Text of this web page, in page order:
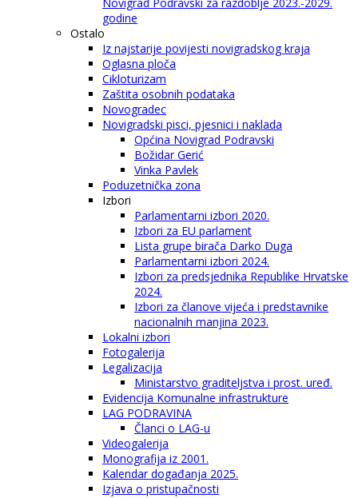
godine
Ostalo
Iz najstarije povijesti novigradskog kraja
Oglasna ploča
Cikloturizam
Zaštita osobnih podataka
Novogradec
Novigradski pisci, pjesnici i naklada
Općina Novigrad Podravski
Božidar Gerić
Vinka Pavlek
Poduzetnička zona
Izbori
Parlamentarni izbori 2020.
Izbori za EU parlament
Lista grupe birača Darko Duga
Parlamentarni izbori 2024.
Izbori za predsjednika Republike Hrvatske
2024.
Izbori za članove vijeća i predstavnike
nacionalnih manjina 2023.
Lokalni izbori
Fotogalerija
Legalizacija
Ministarstvo graditeljstva i prost. uređ.
Evidencija Komunalne infrastrukture
LAG PODRAVINA
Članci o LAG-u
Videogalerija
Monografija iz 2001.
Kalendar događanja 2025.
Izjava o pristupačnosti